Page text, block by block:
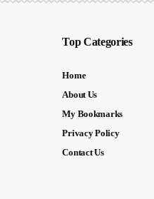
Top Categories
Home
About Us
My Bookmarks
Privacy Policy
Contact Us